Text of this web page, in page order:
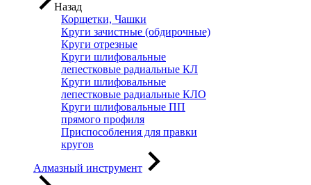
Назад
Корщетки, Чашки
Круги зачистные (обдирочные)
Круги отрезные
Круги шлифовальные
лепестковые радиальные КЛ
Круги шлифовальные
лепестковые радиальные КЛО
Круги шлифовальные ПП
прямого профиля
Приспособления для правки
кругов
Алмазный инструмент